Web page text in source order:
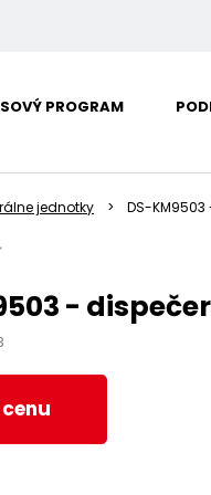
PROGRAM
jednotky DS-
-